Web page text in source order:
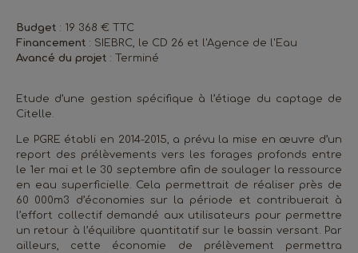
Budget : 19 368 € TTC
Financement : SIEBRC, le CD 26 et l'Agence de l'Eau
Avancé du projet : Terminé
Etude d’une gestion spécifique à l’étiage du captage de
Citelle.
Le PGRE établi en 2014-2015, a prévu la mise en œuvre d’un
report des prélèvements vers les forages profonds entre
le 1er mai et le 30 septembre afin de soulager la ressource
en eau superficielle. Cela permettrait de réaliser près de
60 000m3 d’économies sur la période et contribuerait à
l’effort collectif demandé aux utilisateurs pour permettre
un retour à l’équilibre quantitatif sur le bassin versant. Par
ailleurs, cette économie de prélèvement permettra